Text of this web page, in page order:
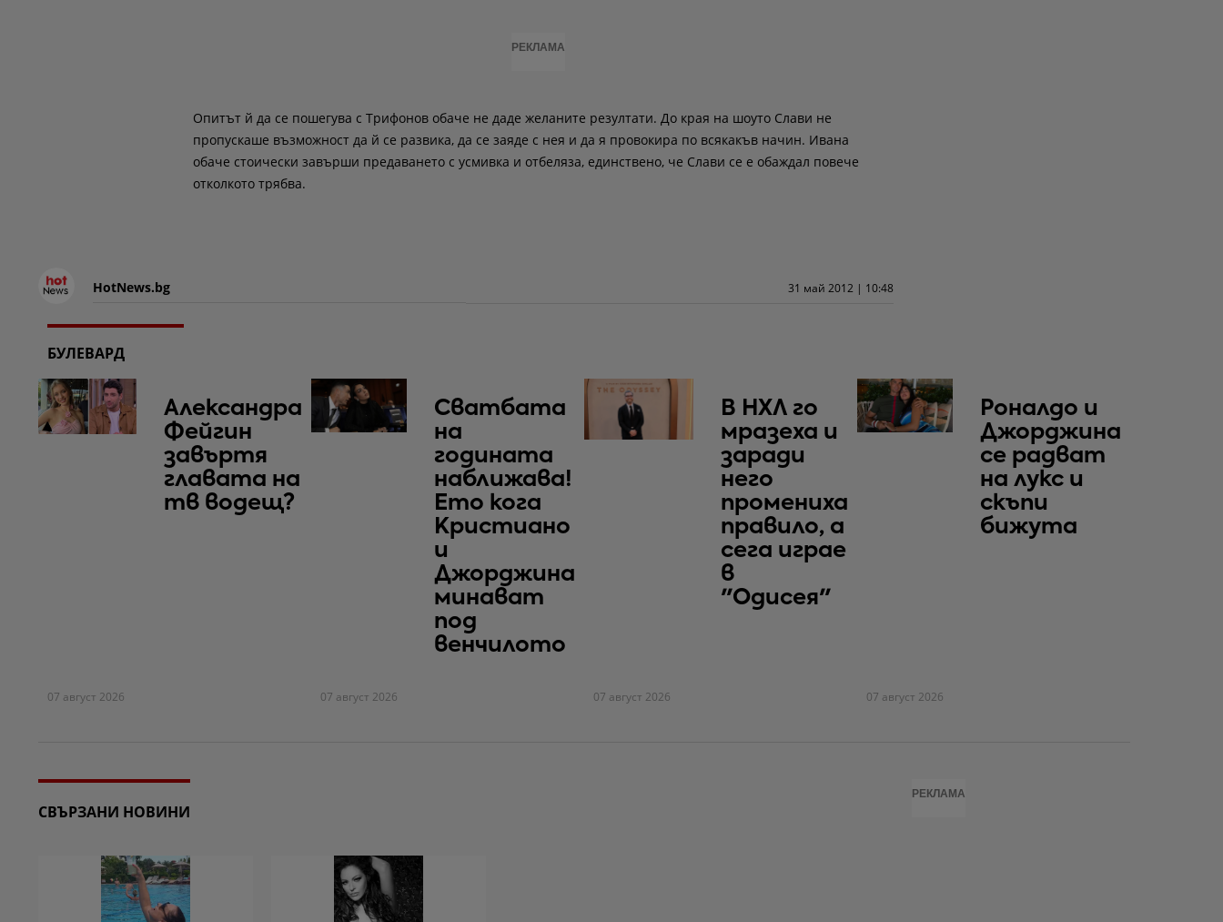
РЕКЛАМА
Опитът й да се пошегува с Трифонов обаче не даде желаните резултати. До края на шоуто Слави не
пропускаше възможност да й се развика, да се заяде с нея и да я провокира по всякакъв начин. Ивана
обаче стоически завърши предаването с усмивка и отбеляза, единствено, че Слави се е обаждал повече
отколкото трябва.
HotNews.bg 31 май 2012 | 10:48
БУЛЕВАРД
Александра
Фейгин
завъртя
главата на
тв водещ?
07 август 2026
Сватбата
на
годината
наближава!
Ето кога
Кристиано
и
Джорджина
минават
под
венчилото
07 август 2026
В НХЛ го
мразеха и
заради
него
промениха
правило, а
сега играе
в
"Одисея"
07 август 2026
Роналдо и
Джорджина
се радват
на лукс и
скъпи
бижута
07 август 2026
СВЪРЗАНИ НОВИНИ
РЕКЛАМА